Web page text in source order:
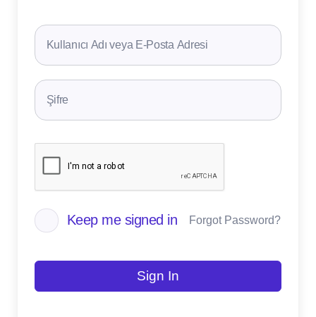
Keep me signed in Forgot Password?
Sign In